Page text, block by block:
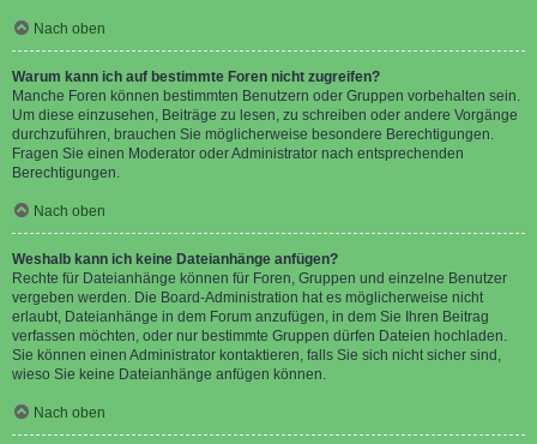
Nach oben
Warum kann ich auf bestimmte Foren nicht zugreifen?
Manche Foren können bestimmten Benutzern oder Gruppen vorbehalten sein.
Um diese einzusehen, Beiträge zu lesen, zu schreiben oder andere Vorgänge
durchzuführen, brauchen Sie möglicherweise besondere Berechtigungen.
Fragen Sie einen Moderator oder Administrator nach entsprechenden
Berechtigungen.
Nach oben
Weshalb kann ich keine Dateianhänge anfügen?
Rechte für Dateianhänge können für Foren, Gruppen und einzelne Benutzer
vergeben werden. Die Board-Administration hat es möglicherweise nicht
erlaubt, Dateianhänge in dem Forum anzufügen, in dem Sie Ihren Beitrag
verfassen möchten, oder nur bestimmte Gruppen dürfen Dateien hochladen.
Sie können einen Administrator kontaktieren, falls Sie sich nicht sicher sind,
wieso Sie keine Dateianhänge anfügen können.
Nach oben